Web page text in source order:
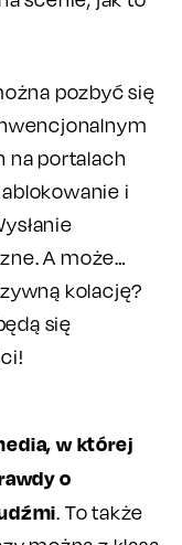
pozbyć się
na portalach
i
A może…
kolację?
się
w której
o
. To także